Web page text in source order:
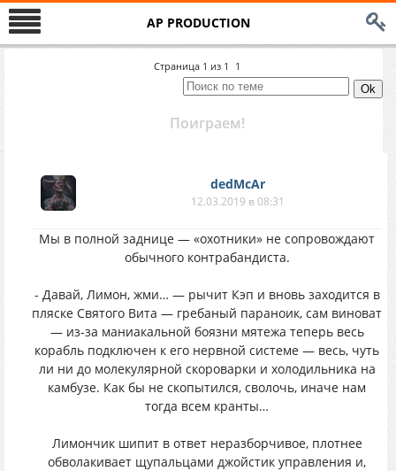
AP PRODUCTION
Страница 1 из 1 1
Поиграем!
dedMcAr
12.03.2019 в 08:31
Мы в полной заднице — «охотники» не сопровождают
обычного контрабандиста.
- Давай, Лимон, жми… — рычит Кэп и вновь заходится в
пляске Святого Вита — гребаный параноик, сам виноват
— из-за маниакальной боязни мятежа теперь весь
корабль подключен к его нервной системе — весь, чуть
ли ни до молекулярной скороварки и холодильника на
камбузе. Как бы не скопытился, сволочь, иначе нам
тогда всем кранты…
Лимончик шипит в ответ неразборчивое, плотнее
обволакивает щупальцами джойстик управления и,